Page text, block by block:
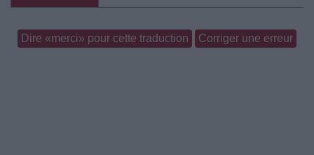
Dire «merci» pour cette traduction Corriger une erreur